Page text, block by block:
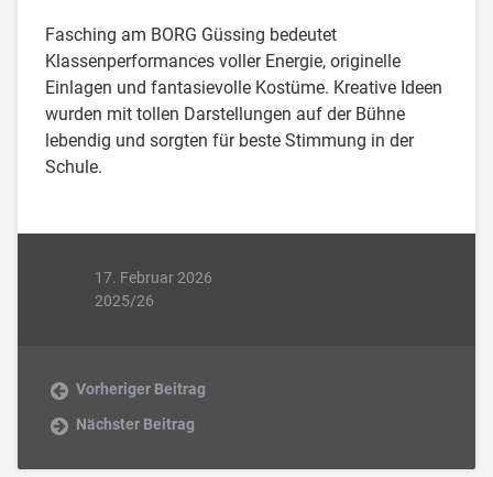
Fasching am BORG Güssing bedeutet
Klassenperformances voller Energie, originelle
Einlagen und fantasievolle Kostüme. Kreative Ideen
wurden mit tollen Darstellungen auf der Bühne
lebendig und sorgten für beste Stimmung in der
Schule.
17. Februar 2026
2025/26
Vorheriger Beitrag
Nächster Beitrag